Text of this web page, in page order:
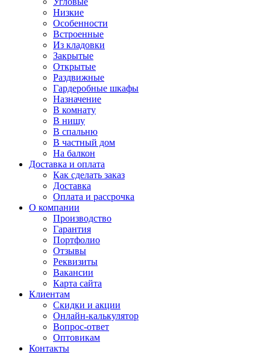
Низкие
Особенности
Встроенные
Из кладовки
Закрытые
Открытые
Раздвижные
Гардеробные шкафы
Назначение
В комнату
В нишу
В спальню
В частный дом
На балкон
Доставка и оплата
Как сделать заказ
Доставка
Оплата и рассрочка
О компании
Производство
Гарантия
Портфолио
Отзывы
Реквизиты
Вакансии
Карта сайта
Клиентам
Скидки и акции
Онлайн-калькулятор
Вопрос-ответ
Оптовикам
Контакты